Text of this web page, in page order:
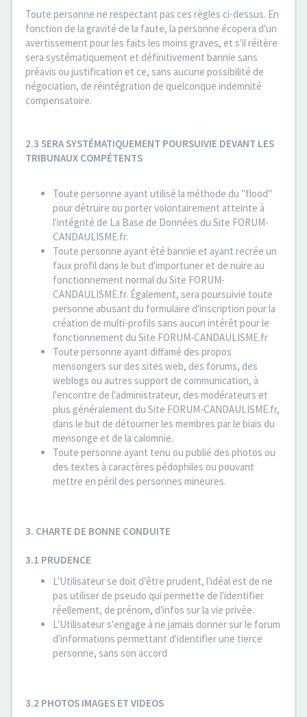
Toute personne ne respectant pas ces règles ci-dessus. En
fonction de la gravité de la faute, la personne écopera d'un
avertissement pour les faits les moins graves, et s'il réitère
sera systématiquement et définitivement bannie sans
préavis ou justification et ce, sans aucune possibilité de
négociation, de réintégration de quelconque indemnité
compensatoire.
2.3 SERA SYSTÉMATIQUEMENT POURSUIVIE DEVANT LES
TRIBUNAUX COMPÉTENTS
Toute personne ayant utilisé la méthode du "flood"
pour détruire ou porter volontairement atteinte à
l'intégrité de La Base de Données du Site FORUM-
CANDAULISME.fr.
Toute personne ayant été bannie et ayant recrée un
faux profil dans le but d'importuner et de nuire au
fonctionnement normal du Site FORUM-
CANDAULISME.fr. Également, sera poursuivie toute
personne abusant du formulaire d'inscription pour la
création de multi-profils sans aucun intérêt pour le
fonctionnement du Site FORUM-CANDAULISME.fr
Toute personne ayant diffamé des propos
mensongers sur des sites web, des forums, des
weblogs ou autres support de communication, à
l'encontre de l'administrateur, des modérateurs et
plus généralement du Site FORUM-CANDAULISME.fr,
dans le but de détourner les membres par le biais du
mensonge et de la calomnie.
Toute personne ayant tenu ou publié des photos ou
des textes à caractères pédophiles ou pouvant
mettre en péril des personnes mineures.
3. CHARTE DE BONNE CONDUITE
3.1 PRUDENCE
L'Utilisateur se doit d'être prudent, l'idéal est de ne
pas utiliser de pseudo qui permette de l'identifier
réellement, de prénom, d'infos sur la vie privée.
L'Utilisateur s'engage à ne jamais donner sur le forum
d'informations permettant d'identifier une tierce
personne, sans son accord
3.2 PHOTOS IMAGES ET VIDEOS